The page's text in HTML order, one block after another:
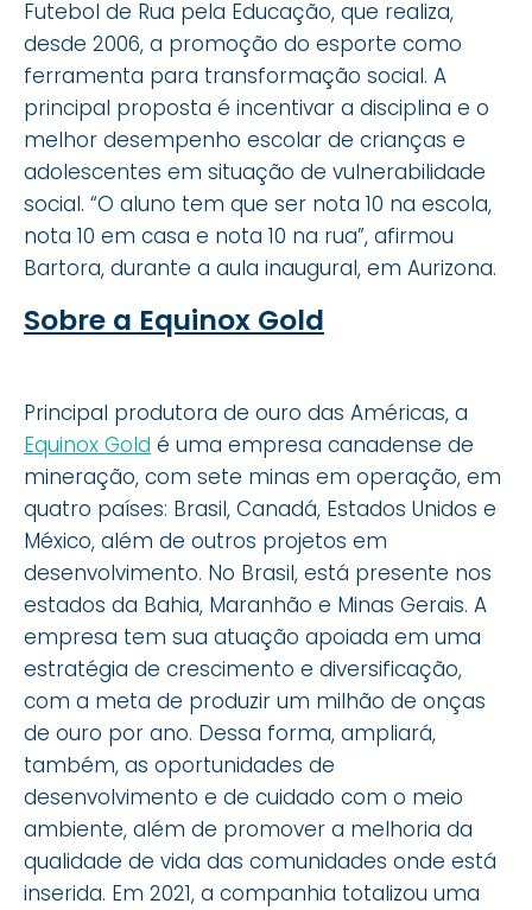
Futebol de Rua pela Educação, que realiza,
desde 2006, a promoção do esporte como
ferramenta para transformação social. A
principal proposta é incentivar a disciplina e o
melhor desempenho escolar de crianças e
adolescentes em situação de vulnerabilidade
social. “O aluno tem que ser nota 10 na escola,
nota 10 em casa e nota 10 na rua”, afirmou
Bartora, durante a aula inaugural, em Aurizona.
Sobre a Equinox Gold
Principal produtora de ouro das Américas, a
Equinox Gold é uma empresa canadense de
mineração, com sete minas em operação, em
quatro países: Brasil, Canadá, Estados Unidos e
México, além de outros projetos em
desenvolvimento. No Brasil, está presente nos
estados da Bahia, Maranhão e Minas Gerais. A
empresa tem sua atuação apoiada em uma
estratégia de crescimento e diversificação,
com a meta de produzir um milhão de onças
de ouro por ano. Dessa forma, ampliará,
também, as oportunidades de
desenvolvimento e de cuidado com o meio
ambiente, além de promover a melhoria da
qualidade de vida das comunidades onde está
inserida. Em 2021, a companhia totalizou uma